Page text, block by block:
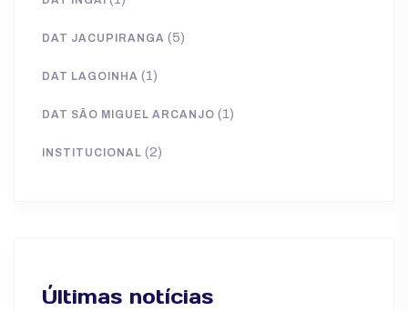
DAT JACUPIRANGA (5)
DAT LAGOINHA (1)
DAT SÃO MIGUEL ARCANJO (1)
INSTITUCIONAL (2)
Últimas notícias